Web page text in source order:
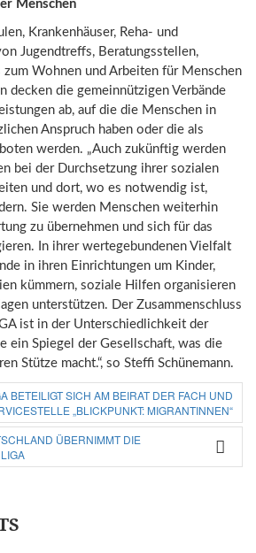
Menschen
Krankenhäuser, Reha- und
Jugendtreffs, Beratungsstellen,
Wohnen und Arbeiten für Menschen
decken die gemeinnützigen Verbände
ab, auf die die Menschen in
Anspruch haben oder die als
werden. „Auch zukünftig werden
bei der Durchsetzung ihrer sozialen
und dort, wo es notwendig ist,
Sie werden Menschen weiterhin
zu übernehmen und sich für das
In ihrer wertegebundenen Vielfalt
in ihren Einrichtungen um Kinder,
kümmern, soziale Hilfen organisieren
unterstützen. Der Zusammenschluss
ist in der Unterschiedlichkeit der
ein Spiegel der Gesellschaft, was die
Stütze macht.“, so Steffi Schünemann.
BETEILIGT SICH AM BEIRAT DER FACH UND
„BLICKPUNKT: MIGRANTINNEN“
ÜBERNIMMT DIE